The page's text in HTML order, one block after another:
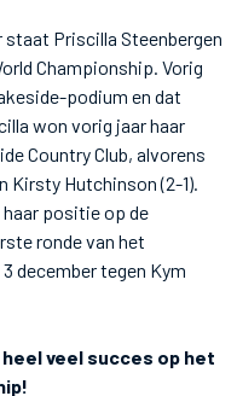
Priscilla Steenbergen
Championship. Vorig
podium en dat
won vorig jaar haar
Country Club, alvorens
Hutchinson (2-1).
positie op de
ronde van het
december tegen Kym
veel succes op het